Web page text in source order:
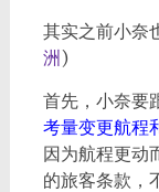
其实之前小奈
洲 )
首先，小奈要
考量变更航程
因为航程更动
的旅客条款，